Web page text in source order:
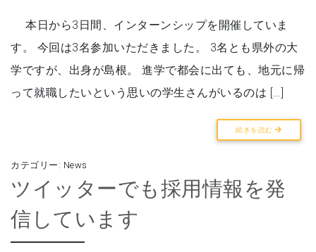
本日から3日間、インターンシップを開催していま
す。 今回は3名参加いただきました。 3名とも県外の大
学ですが、出身が島根。 進学で都会に出ても、地元に帰
って就職したいという思いの学生さんがいるのは […]
続きを読む
カテゴリー: News
ツイッターでも採用情報を発
信しています